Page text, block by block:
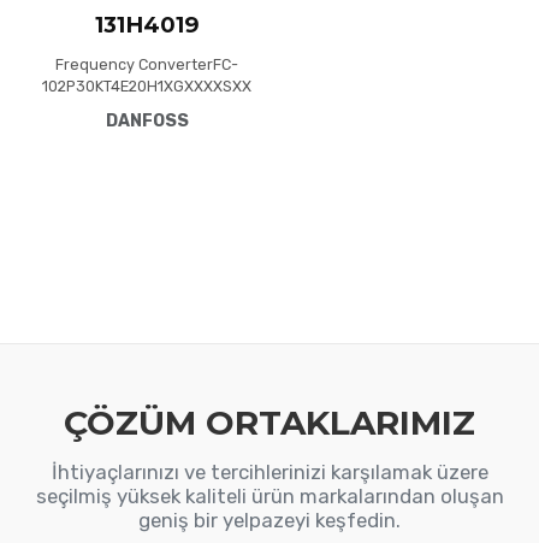
131H4019
Frequency ConverterFC-
102P30KT4E20H1XGXXXXSXX
Drive FC-102(P30K) 30 KW /
DANFOSS
ÇÖZÜM ORTAKLARIMIZ
İhtiyaçlarınızı ve tercihlerinizi karşılamak üzere
seçilmiş yüksek kaliteli ürün markalarından oluşan
geniş bir yelpazeyi keşfedin.